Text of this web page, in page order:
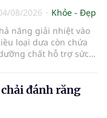
08/2026
Khỏe - Đẹp
năng giải nhiệt vào
loại dưa còn chứa
chất hỗ trợ sức
đánh răng